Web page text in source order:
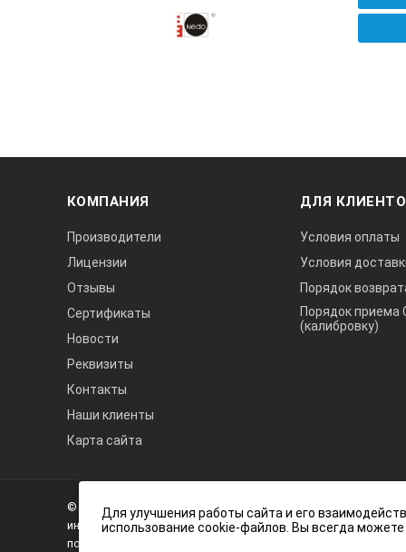
КОМПАНИЯ
Производители
Лицензии
Отзывы
Сертификаты
Новости
Реквизиты
Контакты
Наши клиенты
Карта сайта
ДЛЯ
Условия оплаты
Условия
Порядок
Порядок приема
(калибровку)
Нагорный© 2026 А3 Инжиниринг Обращаем Ваше внимание на то, что
информационный характер и ни при каких условиях не
положениями статьи 437 (2) Гражданского кодекса
Для улучшения работы сайта и его
использование cookie-файлов. Вы всегда